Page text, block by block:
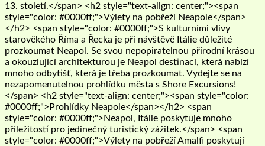
13. století.</span> <h2 style="text-align: center;"><span
style="color: #0000ff;">Výlety na pobřeží Neapole</span>
</h2> <span style="color: #0000ff;">S kulturními vlivy
starověkého Říma a Řecka je při návštěvě Itálie důležité
prozkoumat Neapol. Se svou nepopiratelnou přírodní krásou
a okouzlující architekturou je Neapol destinací, která nabízí
mnoho odbytišť, která je třeba prozkoumat. Vydejte se na
nezapomenutelnou prohlídku města s Shore Excursions!
</span> <h2 style="text-align: center;"><span style="color:
#0000ff;">Prohlídky Neapole</span></h2> <span
style="color: #0000ff;">Neapol, Itálie poskytuje mnoho
příležitostí pro jedinečný turistický zážitek.</span> <span
style="color: #0000ff;">Výlety na pobřeží Amalfi poskytují